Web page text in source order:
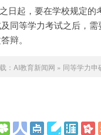
日起，要在学校规定
同等学力考试之后，
辩。
： AI教育新闻网 » 同等学力申